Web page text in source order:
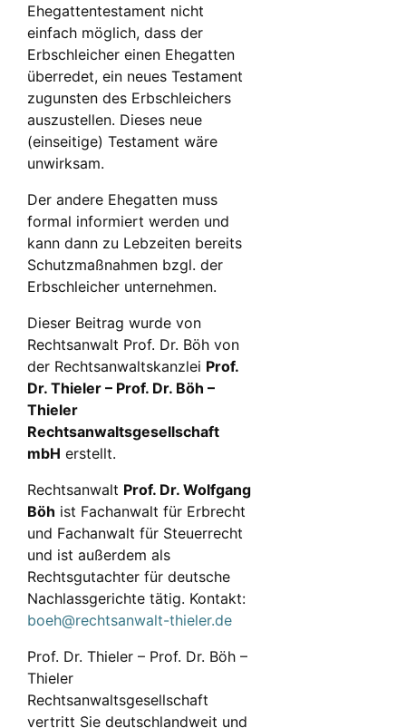
Ehegattentestament nicht
einfach möglich, dass der
Erbschleicher einen Ehegatten
überredet, ein neues Testament
zugunsten des Erbschleichers
auszustellen. Dieses neue
(einseitige) Testament wäre
unwirksam.
Der andere Ehegatten muss
formal informiert werden und
kann dann zu Lebzeiten bereits
Schutzmaßnahmen bzgl. der
Erbschleicher unternehmen.
Dieser Beitrag wurde von
Rechtsanwalt Prof. Dr. Böh von
der Rechtsanwaltskanzlei Prof.
Dr. Thieler – Prof. Dr. Böh –
Thieler
Rechtsanwaltsgesellschaft
mbH erstellt.
Rechtsanwalt Prof. Dr. Wolfgang
Böh ist Fachanwalt für Erbrecht
und Fachanwalt für Steuerrecht
und ist außerdem als
Rechtsgutachter für deutsche
Nachlassgerichte tätig. Kontakt:
boeh@rechtsanwalt-thieler.de
Prof. Dr. Thieler – Prof. Dr. Böh –
Thieler
Rechtsanwaltsgesellschaft
vertritt Sie deutschlandweit und